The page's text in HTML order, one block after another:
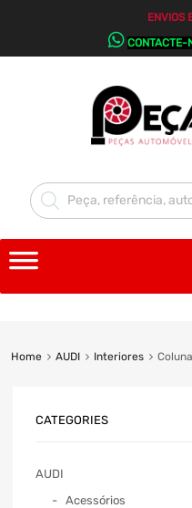
ENVIOS
CONTACTE-
Home AUDI Interiores
CATEGORIES
AUDI
Acessórios